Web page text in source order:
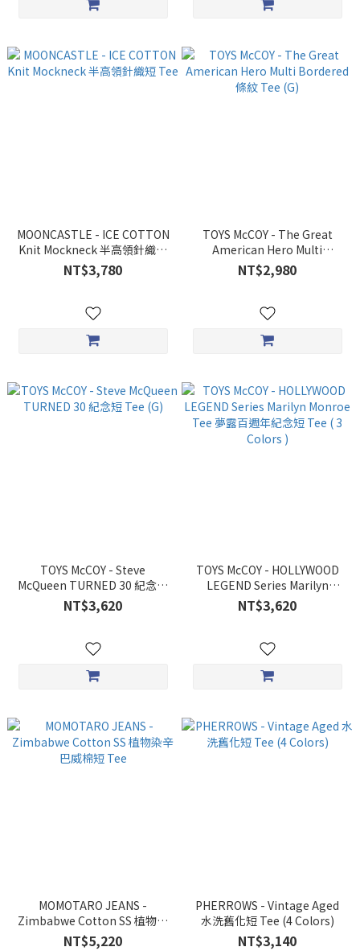
MOONCASTLE - ICE COTTON
Knit Mockneck 半高領針織短
Tee
NT$3,780
TOYS McCOY - The Great
American Hero Multi
Bordered 條紋 Tee (G)
NT$2,980
TOYS McCOY - Steve
McQueen TURNED 30 紀念短
Tee (G)
NT$3,620
TOYS McCOY - HOLLYWOOD
LEGEND Series Marilyn
Monroe Tee 夢露百週年紀念
短 Tee ( 3 Colors )
NT$3,620
MOMOTARO JEANS -
Zimbabwe Cotton SS 植物染
辛巴威棉短 Tee
NT$5,220
PHERROWS - Vintage Aged
水洗舊化短 Tee (4 Colors)
NT$3,140